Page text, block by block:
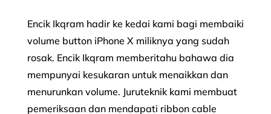
Encik Ikqram hadir ke kedai kami bagi membaiki
volume button iPhone X miliknya yang sudah
rosak. Encik Ikqram memberitahu bahawa dia
mempunyai kesukaran untuk menaikkan dan
menurunkan volume. Juruteknik kami membuat
pemeriksaan dan mendapati ribbon cable